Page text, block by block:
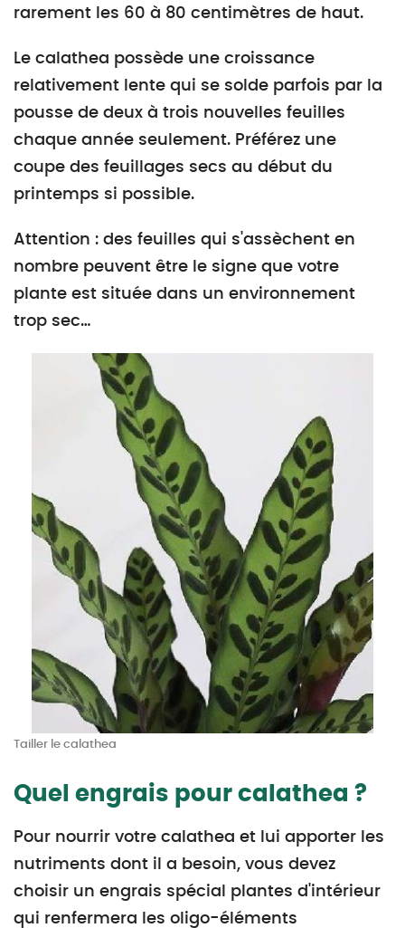
Tailler le calathea
rarement les 60 à 80 centimètres de haut.
Le calathea possède une croissance
relativement lente qui se solde parfois par la
pousse de deux à trois nouvelles feuilles
chaque année seulement. Préférez une
coupe des feuillages secs au début du
printemps si possible.
Attention : des feuilles qui s'assèchent en
nombre peuvent être le signe que votre
plante est située dans un environnement
trop sec…
Quel engrais pour calathea ?
Pour nourrir votre calathea et lui apporter les
nutriments dont il a besoin, vous devez
choisir un engrais spécial plantes d'intérieur
qui renfermera les oligo-éléments